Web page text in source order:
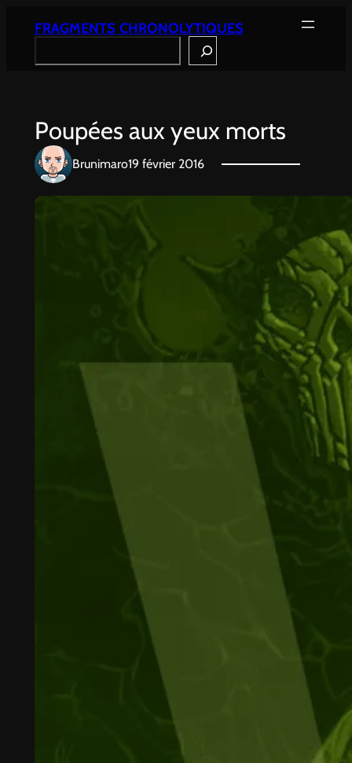
contenu
FRAGMENTS CHRONOLYTIQUES
Poupées aux yeux morts
Brunimaro19 février 2016